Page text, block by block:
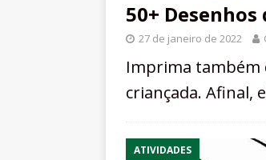
50+
27 de janeiro de 2022
Imprima também
criançada. Afinal,
ATIVIDADES